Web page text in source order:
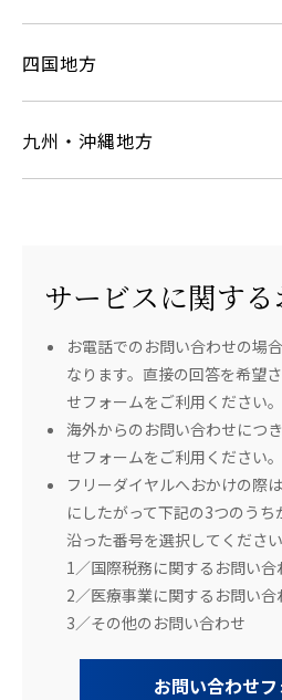
四国地方
九州・沖縄地方
サービスに関す
お電話でのお問い合わせの場
なります。直接の回答を希望
せフォームをご利用ください。
海外からのお問い合わせにつ
せフォームをご利用ください。
フリーダイヤルへおかけの際
にしたがって下記の3つのう
沿った番号を選択してください
1／国際税務に関するお問い合
2／医療事業に関するお問い合
3／その他のお問い合わせ
お問い合わせ